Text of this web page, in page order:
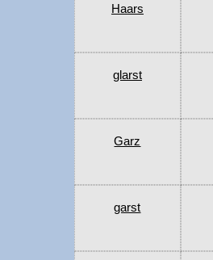
Haars
glarst
Garz
garst